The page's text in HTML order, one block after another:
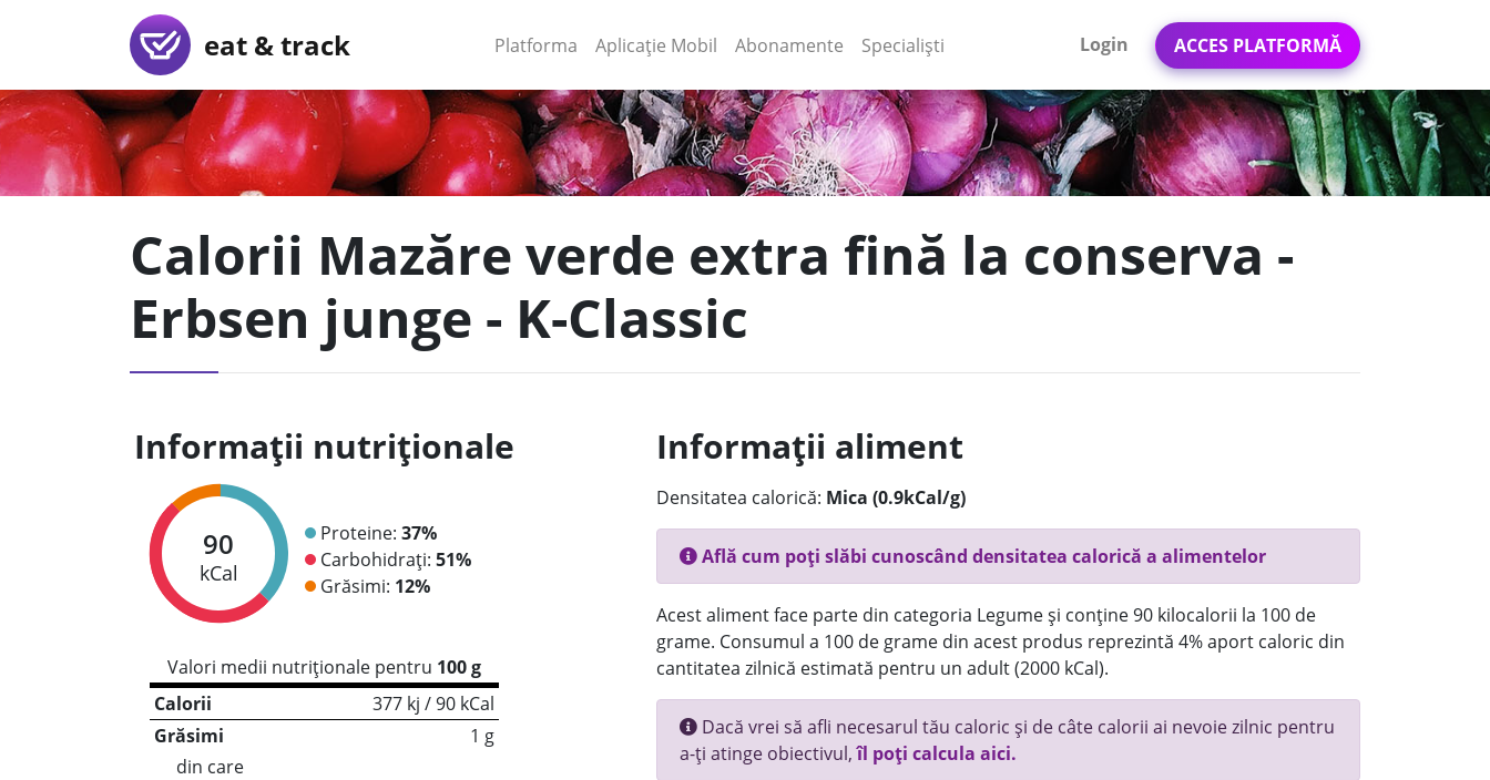
eat & track Platforma (current)
Aplicație Mobil (current)
Abonamente Specialiști Login ACCES PLATFORMĂ
Calorii Mazăre verde extra fină la conserva -
Erbsen junge - K-Classic
Informații nutriționale
90
kCal
Proteine: 37%
Carbohidrați: 51%
Grăsimi: 12%
Valori medii nutriționale pentru 100 g
Calorii
377 kj / 90 kCal
Grăsimi
1 g
din care
Informații aliment
Densitatea calorică: Mica (0.9kCal/g)
Află cum poți slăbi cunoscând densitatea calorică a alimentelor
Acest aliment face parte din categoria Legume și conține 90 kilocalorii la 100 de
grame. Consumul a 100 de grame din acest produs reprezintă 4% aport caloric din
cantitatea zilnică estimată pentru un adult (2000 kCal).
Dacă vrei să afli necesarul tău caloric și de câte calorii ai nevoie zilnic pentru
a-ți atinge obiectivul,îl poți calcula aici.